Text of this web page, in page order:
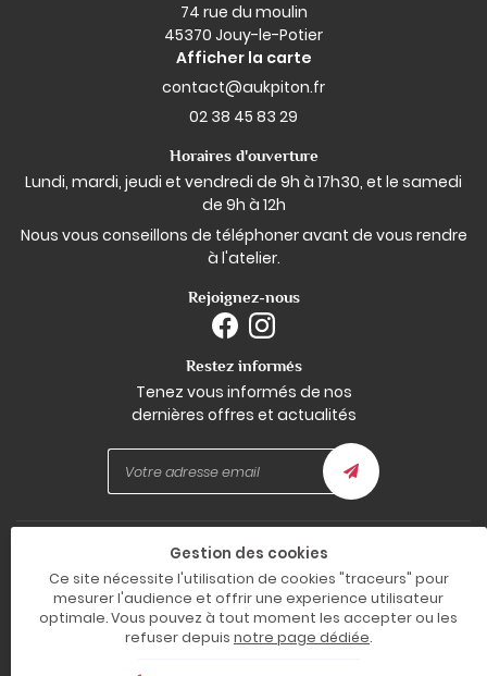
74 rue du moulin
45370 Jouy-le-Potier
Afficher la carte
02 38 45 83 29
Horaires d'ouverture
Lundi, mardi, jeudi et vendredi de 9h à 17h30, et le samedi
de 9h à 12h
Nous vous conseillons de téléphoner avant de vous rendre
à l'atelier.
Rejoignez-nous
Restez informés
Tenez vous informés de nos
dernières offres et actualités
Conditions générales d'utilisation
Politique de confidentialité
Gestion des cookies
Sitemap
Gestion des cookies
Ce site nécessite l'utilisation de cookies "traceurs" pour
mesurer l'audience et offrir une experience utilisateur
optimale. Vous pouvez à tout moment les accepter ou les
refuser depuis notre page dédiée.